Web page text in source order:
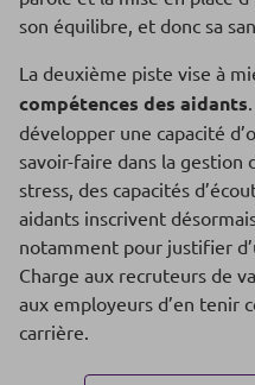
son équilibre, et donc sa
La deuxième piste vise à
compétences des aidants
développer une capacité
savoir-faire dans la gestion
stress, des capacités
aidants inscrivent
notamment pour justifier
Charge aux recruteurs de
aux employeurs d’en tenir
carrière.